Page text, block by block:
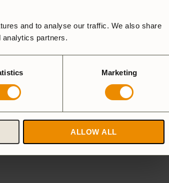
and to analyse our traffic. We also share
analytics partners.
Marketing
ALLOW ALL
1-5 of 33